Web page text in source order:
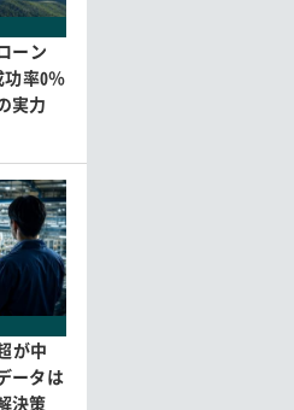
ーン
率0％
実力
が中
ータは
決策